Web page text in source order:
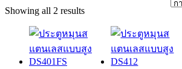
Showing all 2 results